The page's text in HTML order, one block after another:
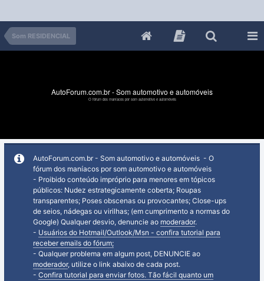
Som RESIDENCIAL
AutoForum.com.br - Som automotivo e automóveis
O fórum dos maníacos por som automotivo e automóveis
AutoForum.com.br - Som automotivo e automóveis - O
fórum dos maníacos por som automotivo e automóveis
- Proibido conteúdo impróprio para menores em tópicos
públicos: Nudez estrategicamente coberta; Roupas
transparentes; Poses obscenas ou provocantes; Close-ups
de seios, nádegas ou virilhas; (em cumprimento a normas do
Google) Qualquer desvio, denuncie ao moderador.
- Usuários do Hotmail/Outlook/Msn - confira tutorial para
receber emails do fórum;
- Qualquer problema em algum post, DENUNCIE ao
moderador, utilize o link abaixo de cada post.
- Confira tutorial para enviar fotos. Tão fácil quanto um